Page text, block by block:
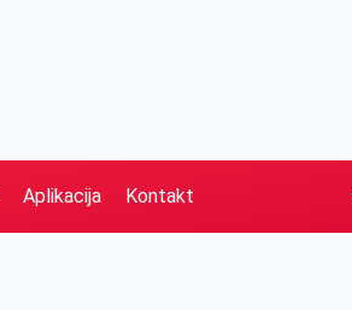
Aplikacija Kontakt